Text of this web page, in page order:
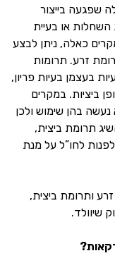
שפגעה בייצור
השחלות או בעיית
כאלה, ניתן לבצע
זרע. תרומות
בעצמן בעיות פריון,
ביציות. במקרים
נעשה בהן שימוש ולכן
תרומת ביצית,
לחו”ל על מנת
ותרומת ביצית,
שיוולד.